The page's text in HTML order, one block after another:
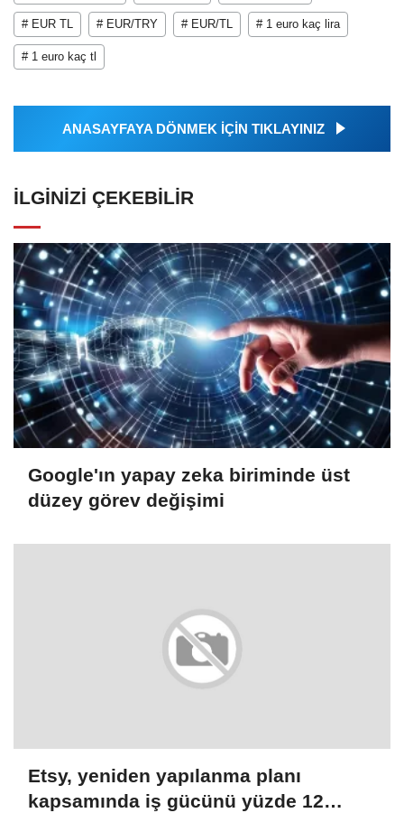
# EUR TL # EUR/TRY # EUR/TL # 1 euro kaç lira
# 1 euro kaç tl
ANASAYFAYA DÖNMEK İÇİN TIKLAYINIZ
İLGINIZI ÇEKEBILIR
Google'ın yapay zeka biriminde üst
düzey görev değişimi
Etsy, yeniden yapılanma planı
kapsamında iş gücünü yüzde 12